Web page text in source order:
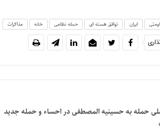
ایران توافق هسته ای حمله نظامی خانه مذاکرات
حمله به حسینیه المصطفی در احساء و حمله جدید